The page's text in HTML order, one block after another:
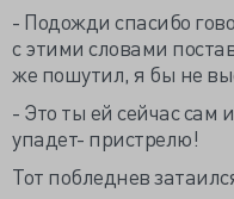
- Подожди спасибо
с этими словами
же пошутил, я бы не
- Это ты ей сейчас сам
упадет- пристрелю!
Тот побледнев